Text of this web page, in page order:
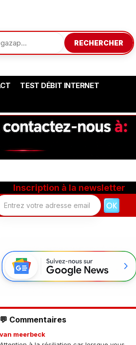
RECHERCHER
TEST DÉBIT INTERNET
Inscription à la newsletter
💬 Commentaires
van meerbeck